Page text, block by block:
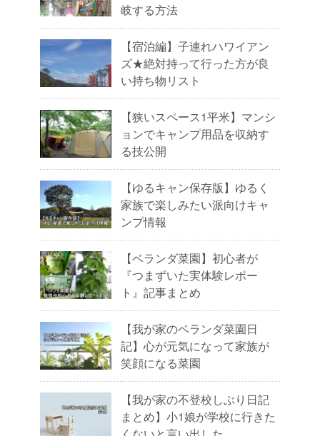
岐する方法
【宿泊編】子連れハワイアン
ズ★絶対持って行った方が良
い持ち物リスト
【狭いスペース1平米】マンシ
ョンでキャンプ用品を収納す
る技公開
【ゆるキャン保存版】ゆるく
家族で楽しみたい派向けキャ
ンプ情報
【ベランダ菜園】初心者が
『つまずいた実体験レポー
ト』記事まとめ
【我が家のベランダ菜園日
記】心が元気になって家族が
笑顔になる菜園
【我が家の不登校しぶり日記
まとめ】小1娘が学校に行きた